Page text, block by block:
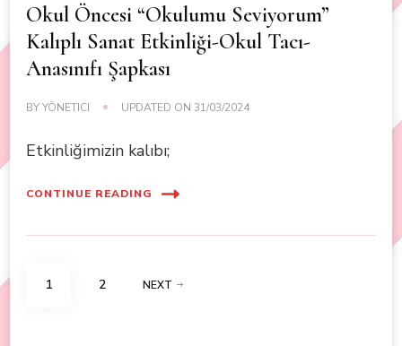
Okul Öncesi “Okulumu Seviyorum”
Kalıplı Sanat Etkinliği-Okul Tacı-
Anasınıfı Şapkası
BYYÖNETICI UPDATED ON 31/03/2024
Etkinliğimizin kalıbı;
CONTINUE READING
Posts
PAGE
1 PAGE
2 NEXT